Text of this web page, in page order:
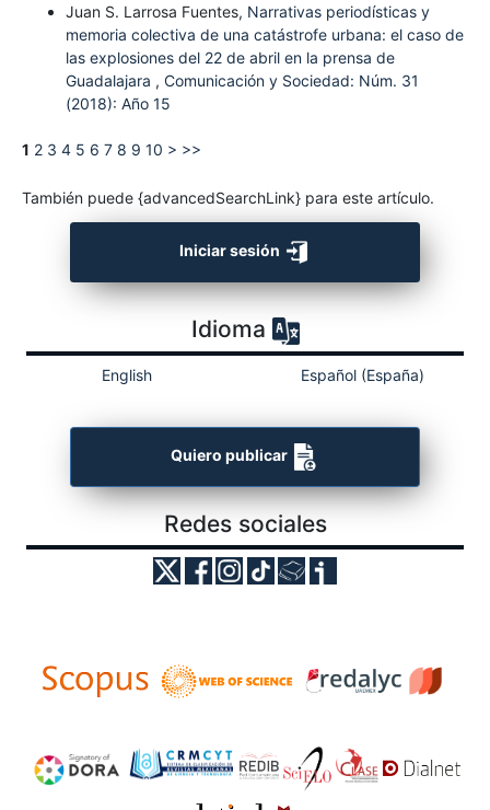
Juan S. Larrosa Fuentes, Narrativas periodísticas y
memoria colectiva de una catástrofe urbana: el caso de
las explosiones del 22 de abril en la prensa de
Guadalajara , Comunicación y Sociedad: Núm. 31
(2018): Año 15
1 2 3 4 5 6 7 8 9 10 > >>
También puede {advancedSearchLink} para este artículo.
Iniciar sesión
Idioma
English Español (España)
Quiero publicar
Redes sociales